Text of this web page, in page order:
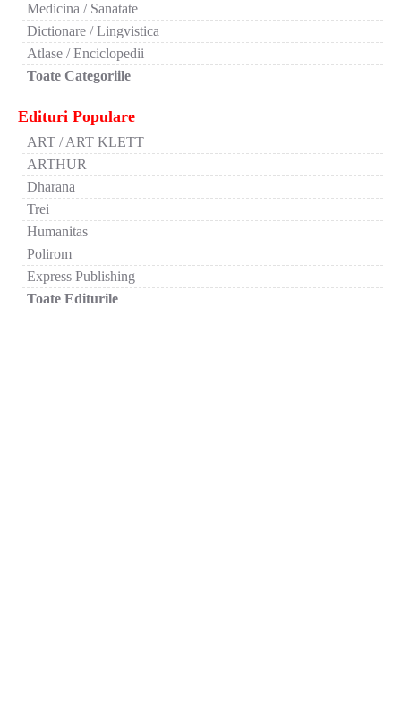
Medicina / Sanatate
Dictionare / Lingvistica
Atlase / Enciclopedii
Toate Categoriile
Edituri Populare
ART / ART KLETT
ARTHUR
Dharana
Trei
Humanitas
Polirom
Express Publishing
Toate Editurile